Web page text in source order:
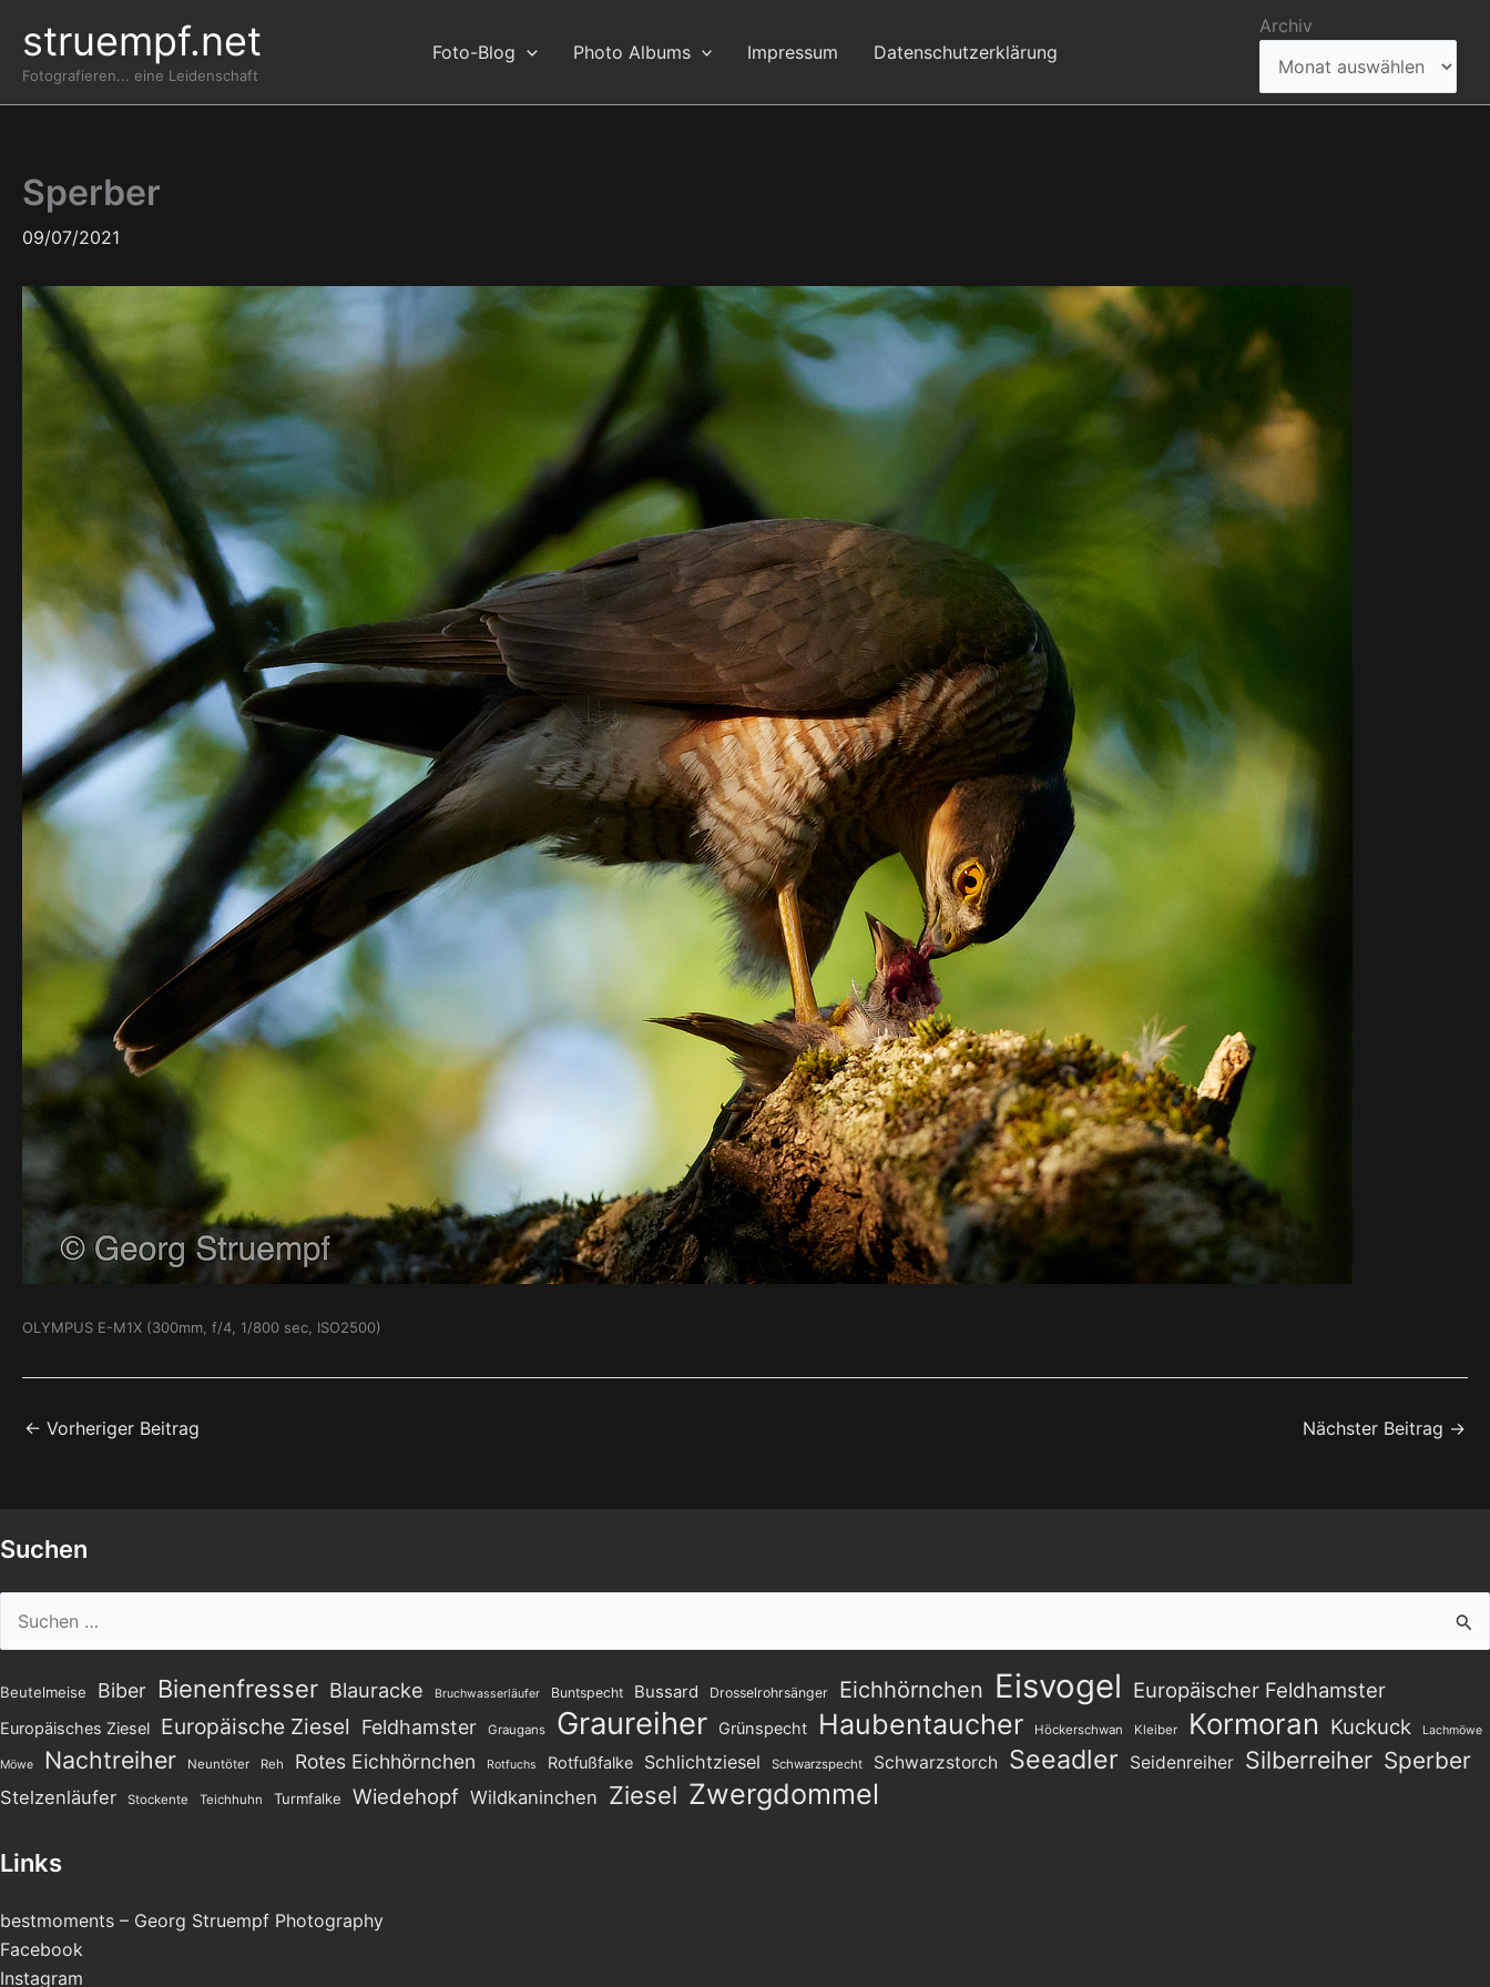
Inhalt
springen
struempf.net
Fotografieren... eine Leidenschaft
Foto-Blog Photo Albums Impressum Datenschutzerklärung
Archiv
Sperber
09/07/2021
OLYMPUS E-M1X (300mm, f/4, 1/800 sec, ISO2500)
← Vorheriger Beitrag Nächster Beitrag →
Suchen
nach:
Beutelmeise Biber Bienenfresser Blauracke Bruchwasserläufer Buntspecht Bussard Drosselrohrsänger Eichhörnchen Eisvogel Europäischer Feldhamster
Europäisches Ziesel Europäische Ziesel Feldhamster Graugans Graureiher Grünspecht Haubentaucher Höckerschwan Kleiber Kormoran Kuckuck Lachmöwe
Möwe Nachtreiher Neuntöter Reh Rotes Eichhörnchen Rotfuchs Rotfußfalke Schlichtziesel Schwarzspecht Schwarzstorch Seeadler Seidenreiher Silberreiher Sperber
Stelzenläufer Stockente Teichhuhn Turmfalke Wiedehopf Wildkaninchen Ziesel Zwergdommel
Links
bestmoments – Georg Struempf Photography
Facebook
Instagram